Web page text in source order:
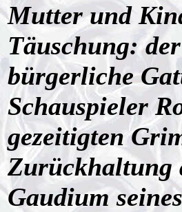
Mutter und
Täuschung:
bürgerliche
Schauspieler
gezeitigten
Zurückhaltung
Gaudium